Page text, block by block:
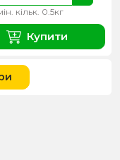
кільк. 0.5кг
Купити